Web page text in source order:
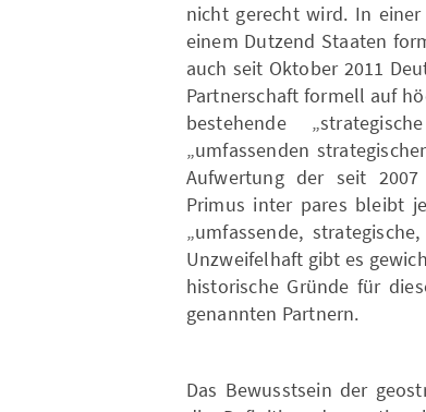
nicht gerecht wird. In
einem Dutzend Staaten
auch seit Oktober 2011
Partnerschaft formell auf
bestehende
„umfassenden
Aufwertung der seit
Primus inter pares bleibt
„umfassende,
Unzweifelhaft gibt es
historische Gründe für
genannten Partnern.
Das Bewusstsein der